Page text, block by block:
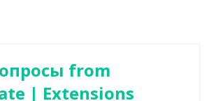
from
| Extensions